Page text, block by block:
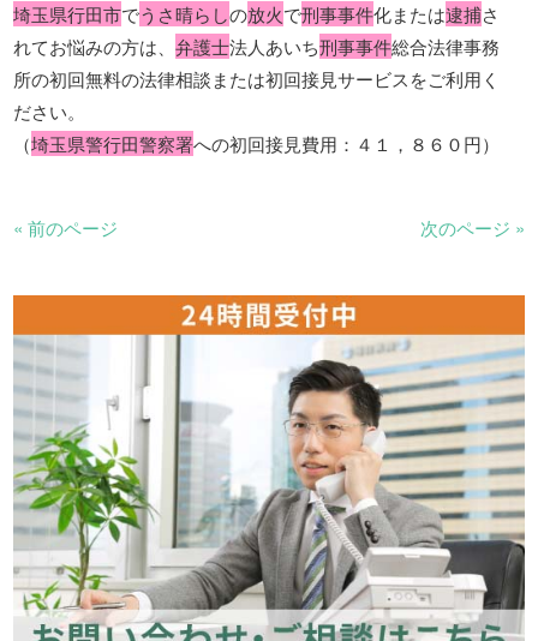
埼玉県行田市でうさ晴らしの放火で刑事事件化または逮捕さ
れてお悩みの方は、弁護士法人あいち刑事事件総合法律事務
所の初回無料の法律相談または初回接見サービスをご利用く
ださい。
（埼玉県警行田警察署への初回接見費用：４１，８６０円）
« 前のページ 次のページ »